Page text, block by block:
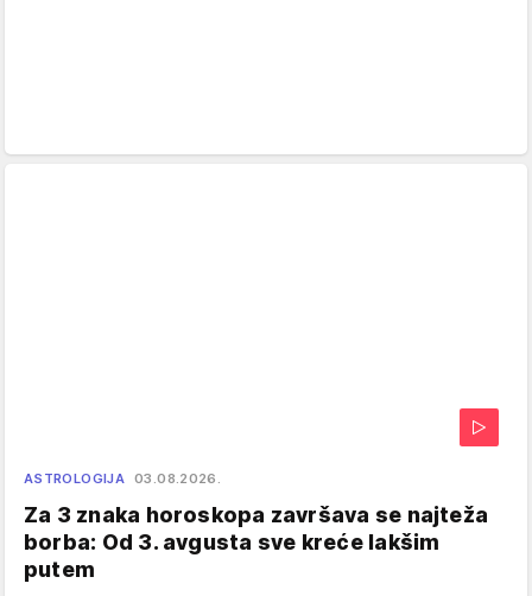
ASTROLOGIJA 03.08.2026.
Za 3 znaka horoskopa završava se najteža
borba: Od 3. avgusta sve kreće lakšim
putem